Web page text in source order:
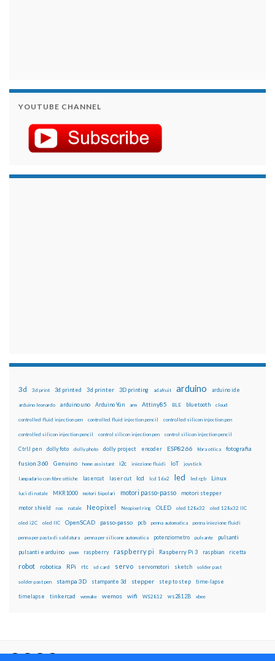
YOUTUBE CHANNEL
3d 3d print 3d printed 3d printer 3D printing adafruit arduino arduino ide
arduino leonardo arduino uno Arduino Yún arm Attiny85 BLE bluetooth cloud
controlled fluid injection pen controlled fluid injection pencil controlled silicon injection pen
controlled silicon injection pencil control silicon injection pen control silicon injection pencil
CtrlJ pen dolly foto dolly photo dolly project encoder ESP8266 fibra ottica fotografia
fusion 360 Genuino home assistant i2c iniezione fluidi IoT joystick
lampadario con fibre ottiche lasercut laser cut lcd lcd 16x2 led led rgb Linux
luci di natale MKR1000 motori bipolari motori passo-passo motori stepper
motor shield nas natale Neopixel Neopixel ring OLED oled 128x32 oled 128x32 IIC
oled i2C oled IIC OpenSCAD passo-passo pcb penna automatica penna iniezione fluidi
penna per pasta di saldatura penna per silicone automatica potenziometro pulsante pulsanti
pulsanti e arduino pwm raspberry raspberry pi Raspberry Pi 3 raspbian ricetta
robot robotica RPi rtc sd card servo servomotori sketch solder past
solder past pen stampa 3D stampante 3d stepper step to step time-lapse
timelapse tinkercad wemake wemos wifi WS2812 ws2812B xbee